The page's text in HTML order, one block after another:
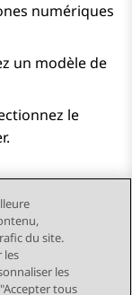
numériques
un modèle de
le
.
du site.
les
les
tous